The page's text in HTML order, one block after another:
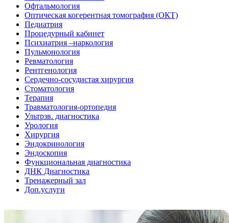
Офтальмология
Оптическая когерентная томография (ОКТ)
Педиатрия
Процедурный кабинет
Психиатрия –наркология
Пульмонология
Ревматология
Рентгенология
Сердечно-сосудистая хирургия
Стоматология
Терапия
Травматология-ортопедия
Ультрзв. диагностика
Урология
Хирургия
Эндокринология
Эндоскопия
Функциональная диагностика
ДНК Диагностика
Тренажерный зал
Доп.услуги